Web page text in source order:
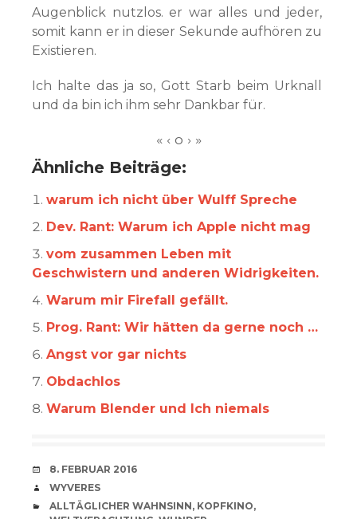
Augenblick nutzlos. er war alles und jeder,
somit kann er in dieser Sekunde aufhören zu
Existieren.
Ich halte das ja so, Gott Starb beim Urknall
und da bin ich ihm sehr Dankbar für.
Ähnliche Beiträge:
warum ich nicht über Wulff Spreche
Dev. Rant: Warum ich Apple nicht mag
vom zusammen Leben mit
Geschwistern und anderen Widrigkeiten.
Warum mir Firefall gefällt.
Prog. Rant: Wir hätten da gerne noch …
Angst vor gar nichts
Obdachlos
Warum Blender und Ich niemals
VERABREDUNG
8. FEBRUAR 2016
VERFASSER
WYVERES
CATEGORIES
ALLTÄGLICHER WAHNSINN, KOPFKINO,